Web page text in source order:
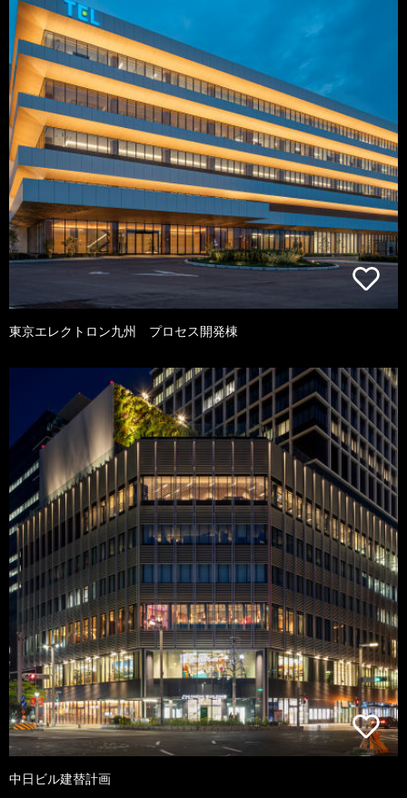
東京エレクトロン九州 プロセス開発棟
中日ビル建替計画